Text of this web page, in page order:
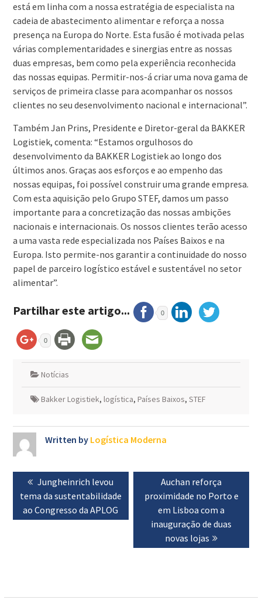
está em linha com a nossa estratégia de especialista na
cadeia de abastecimento alimentar e reforça a nossa
presença na Europa do Norte. Esta fusão é motivada pelas
várias complementaridades e sinergias entre as nossas
duas empresas, bem como pela experiência reconhecida
das nossas equipas. Permitir-nos-á criar uma nova gama de
serviços de primeira classe para acompanhar os nossos
clientes no seu desenvolvimento nacional e internacional”.
Também Jan Prins, Presidente e Diretor-geral da BAKKER
Logistiek, comenta: “Estamos orgulhosos do
desenvolvimento da BAKKER Logistiek ao longo dos
últimos anos. Graças aos esforços e ao empenho das
nossas equipas, foi possível construir uma grande empresa.
Com esta aquisição pelo Grupo STEF, damos um passo
importante para a concretização das nossas ambições
nacionais e internacionais. Os nossos clientes terão acesso
a uma vasta rede especializada nos Países Baixos e na
Europa. Isto permite-nos garantir a continuidade do nosso
papel de parceiro logístico estável e sustentável no setor
alimentar”.
Partilhar este artigo... 0
0
Notícias
Bakker Logistiek, logística, Países Baixos, STEF
Written by Logística Moderna
Navegação
artigos
Previous
post:
Jungheinrich levou
tema da sustentabilidade
ao Congresso da APLOG
Next
post:
Auchan reforça
proximidade no Porto e
em Lisboa com a
inauguração de duas
novas lojas